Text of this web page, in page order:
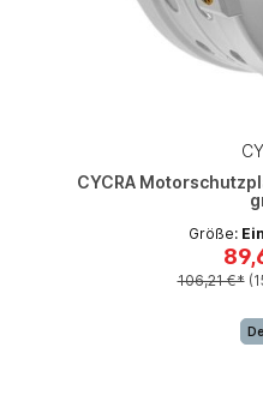
CYCRA
Größe:
106,21 €*